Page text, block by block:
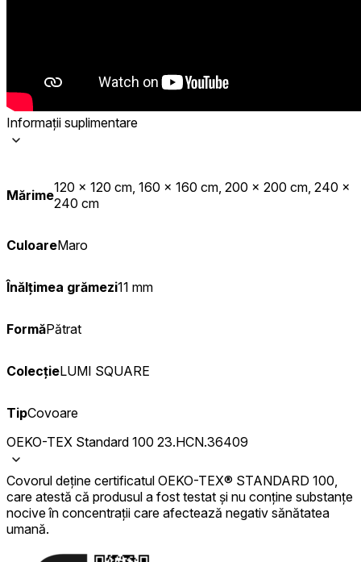
Informații suplimentare
Mărime120 x 120 cm, 160 x 160 cm, 200 x 200 cm, 240 x
240 cm
CuloareMaro
Înălțimea grămezi11 mm
FormăPătrat
ColecțieLUMI SQUARE
TipCovoare
OEKO-TEX Standard 100 23.HCN.36409
Covorul deține certificatul OEKO-TEX® STANDARD 100,
care atestă că produsul a fost testat și nu conține substanțe
nocive în concentrații care afectează negativ sănătatea
umană.